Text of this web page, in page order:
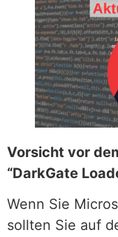
Vorsicht vor
“DarkGate
Wenn Sie
sollten Sie auf